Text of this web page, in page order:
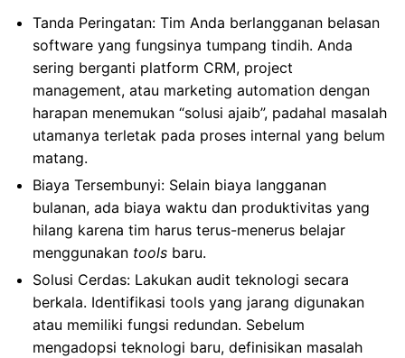
Tanda Peringatan: Tim Anda berlangganan belasan
software yang fungsinya tumpang tindih. Anda
sering berganti platform CRM, project
management, atau marketing automation dengan
harapan menemukan “solusi ajaib”, padahal masalah
utamanya terletak pada proses internal yang belum
matang.
Biaya Tersembunyi: Selain biaya langganan
bulanan, ada biaya waktu dan produktivitas yang
hilang karena tim harus terus-menerus belajar
menggunakan tools baru.
Solusi Cerdas: Lakukan audit teknologi secara
berkala. Identifikasi tools yang jarang digunakan
atau memiliki fungsi redundan. Sebelum
mengadopsi teknologi baru, definisikan masalah